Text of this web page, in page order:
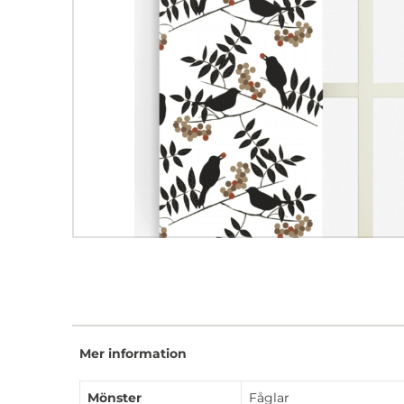
Mer information
Mönster Fåglar